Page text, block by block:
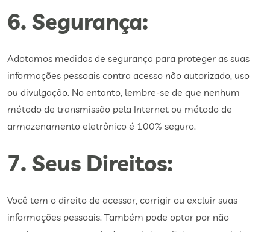
6. Segurança:
Adotamos medidas de segurança para proteger as suas
informações pessoais contra acesso não autorizado, uso
ou divulgação. No entanto, lembre-se de que nenhum
método de transmissão pela Internet ou método de
armazenamento eletrônico é 100% seguro.
7. Seus Direitos:
Você tem o direito de acessar, corrigir ou excluir suas
informações pessoais. Também pode optar por não